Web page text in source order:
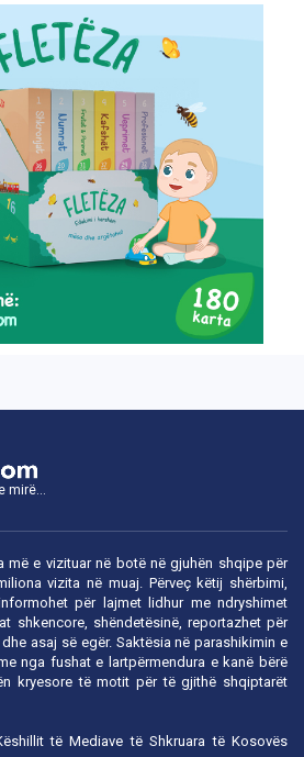
më e vizituar në botë në gjuhën shqipe për
vizita në muaj. Përveç këtij shërbimi,
për lajmet lidhur me ndryshimet
shkencore, shëndetësinë, reportazhet për
asaj së egër. Saktësia në parashikimin e
nga fushat e lartpërmendura e kanë bërë
kryesore të motit për të gjithë shqiptarët
të Mediave të Shkruara të Kosovës